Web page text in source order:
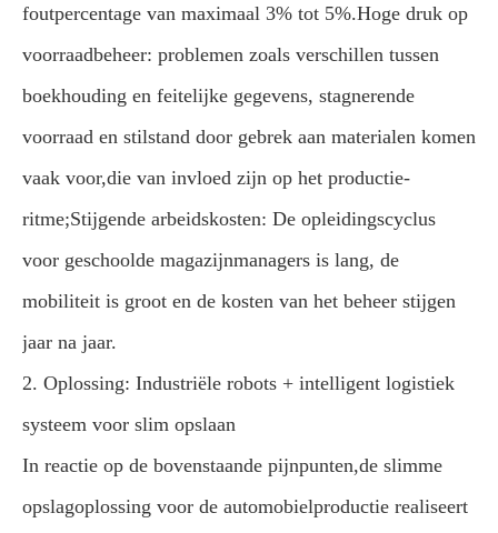
foutpercentage van maximaal 3% tot 5%.Hoge druk op
voorraadbeheer: problemen zoals verschillen tussen
boekhouding en feitelijke gegevens, stagnerende
voorraad en stilstand door gebrek aan materialen komen
vaak voor,die van invloed zijn op het productie-
ritme;Stijgende arbeidskosten: De opleidingscyclus
voor geschoolde magazijnmanagers is lang, de
mobiliteit is groot en de kosten van het beheer stijgen
jaar na jaar.
2. Oplossing: Industriële robots + intelligent logistiek
systeem voor slim opslaan
In reactie op de bovenstaande pijnpunten,de slimme
opslagoplossing voor de automobielproductie realiseert